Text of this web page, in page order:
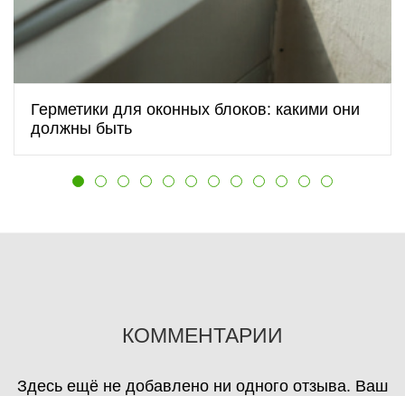
Герметики для оконных блоков: какими они
должны быть
КОММЕНТАРИИ
Здесь ещё не добавлено ни одного отзыва. Ваш